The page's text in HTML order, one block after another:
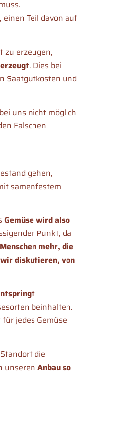
einen Teil davon auf
zu erzeugen,
. Dies bei
Saatgutkosten und
uns nicht möglich
Falschen
gehen,
samenfestem
Gemüse wird also
Punkt, da
mehr, die
diskutieren, von
beinhalten,
jedes Gemüse
die
unserenAnbau so